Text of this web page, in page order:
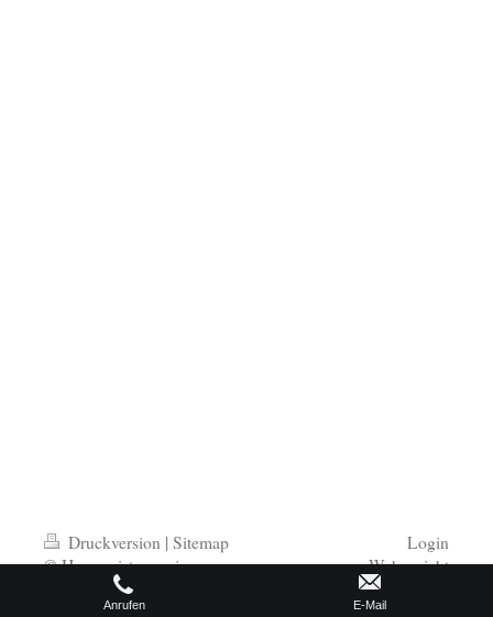
Druckversion | Sitemap
© Hausmeisterservice-
Strohmeyer
Login
Webansicht
Anrufen E-Mail